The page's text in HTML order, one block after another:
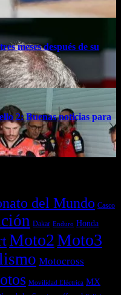
meses después de su
2: Buenas noticias para
del Mundo Casco
Dakar Enduro Honda
Moto2Moto3
Motocross
Movilidad Eléctrica MX